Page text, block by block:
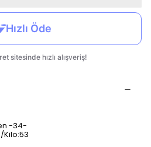
-34-
Kilo:53